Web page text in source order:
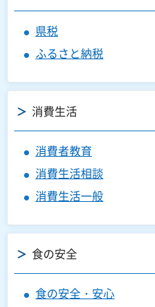
県税
ふるさと納税
消費生活
消費者教育
消費生活相談
消費生活一般
食の安全
食の安全・安心